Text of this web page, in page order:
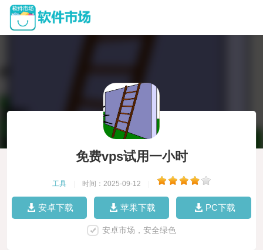
免费vps试用一小时
工具 时间：2025-09-12
安卓下载 苹果下载 PC下载
安卓市场，安全绿色